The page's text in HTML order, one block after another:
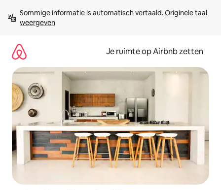
direct
naar
Sommige informatie is automatisch vertaald. Originele taal
weergeven
Je ruimte op Airbnb zetten